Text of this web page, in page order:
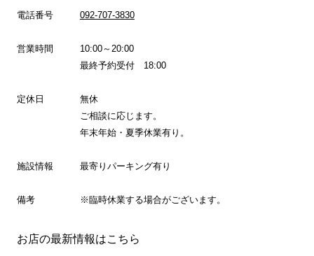
電話番号 092-707-3830
営業時間
10:00～20:00
最終予約受付 18:00
定休日
無休
ご相談に応じます。
年末年始・夏季休業有り。
施設情報 最寄りパーキング有り
備考 ※臨時休業する場合がございます。
お店の最新情報はこちら